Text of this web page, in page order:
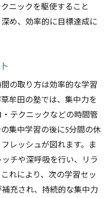
ニックを駆使すること
め、効率的に目標達成に
の取り方は効率的な学習
牟田の塾では、集中力を
テクニックなどの時間管
集中学習の後に5分間の休
レッシュが図れます。ま
チや深呼吸を行い、リラ
れにより、次の学習セッ
充され、持続的な集中力